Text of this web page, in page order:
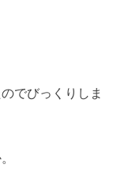
でびっくりしま